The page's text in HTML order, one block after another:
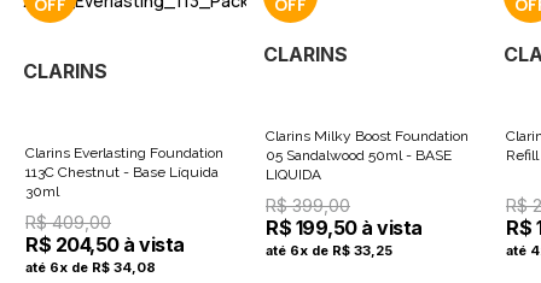
CLARINS
Clarins Everlasting Foundation
113C Chestnut - Base Líquida
30ml
R$ 409,00
R$ 204,50 à vista
até 6x de R$ 34,08
CLARINS
Clarins Milky Boost Foundation
05 Sandalwood 50ml - BASE
LIQUIDA
R$ 399,00
R$ 199,50 à vista
até 6x de R$ 33,25
R$
R$
até